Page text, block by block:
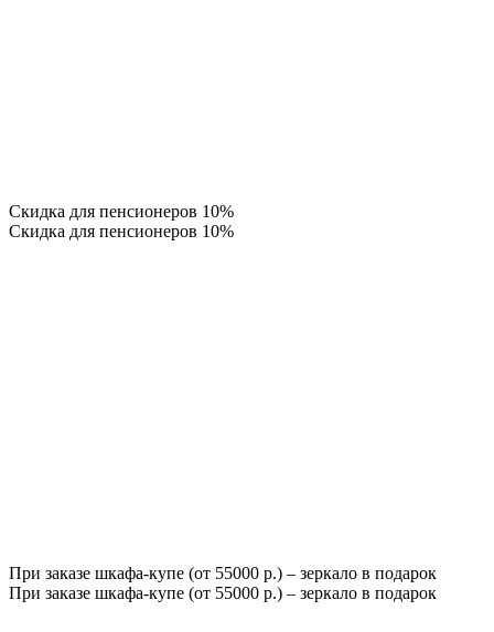
Скидка для пенсионеров 10%
Скидка для пенсионеров 10%
При заказе шкафа-купе (от 55000 р.) – зеркало в подарок
При заказе шкафа-купе (от 55000 р.) – зеркало в подарок